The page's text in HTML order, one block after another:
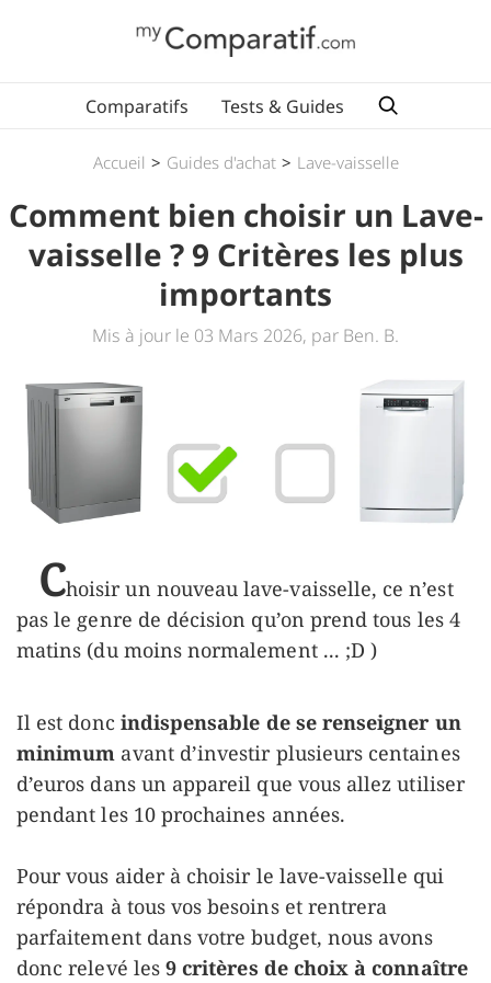
Comparatifs Tests & Guides
Accueil > Guides d'achat > Lave-vaisselle
Comment bien choisir un Lave-
vaisselle ? 9 Critères les plus
importants
Mis à jour le 03 Mars 2026, par Ben. B.
Choisir un nouveau lave-vaisselle, ce n’est
pas le genre de décision qu’on prend tous les 4
matins (du moins normalement ... ;D )
Il est donc indispensable de se renseigner un
minimum avant d’investir plusieurs centaines
d’euros dans un appareil que vous allez utiliser
pendant les 10 prochaines années.
Pour vous aider à choisir le lave-vaisselle qui
répondra à tous vos besoins et rentrera
parfaitement dans votre budget, nous avons
donc relevé les 9 critères de choix à connaître